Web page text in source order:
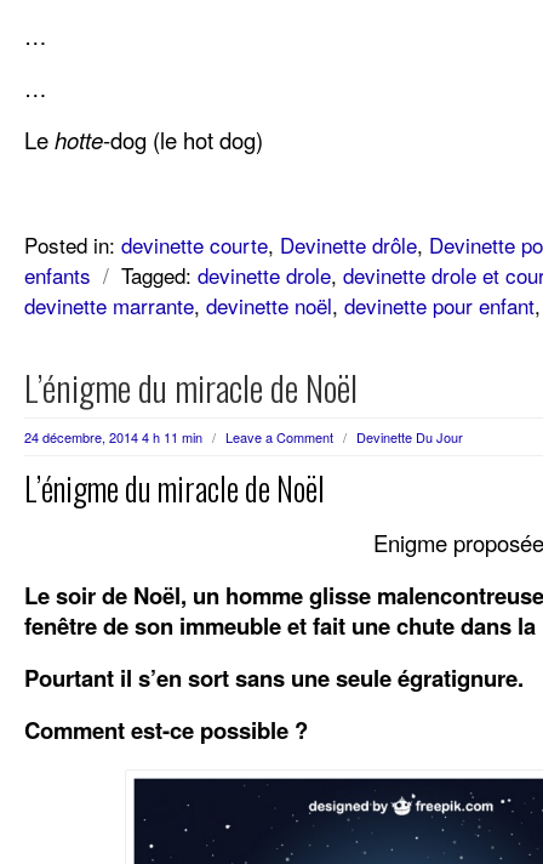
…
…
Lehotte-dog (le hot dog)
Posted in: devinette courte, Devinette drôle, Devinette
enfants / Tagged: devinette drole, devinette drole et
devinette marrante, devinette noël, devinette pour enfant
L’énigme du miracle de Noël
24 décembre, 2014 4 h 11 min / Leave a Comment / Devinette Du Jour
L’énigme du miracle de Noël
Enigme
Le soir de Noël, un homme glisse
fenêtre de son immeuble et fait une chute dans la
Pourtant il s’en sort sans une seule égratignure.
Comment est-ce possible ?